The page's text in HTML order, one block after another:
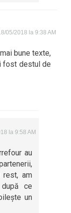
05/2018 la 9:38 AM
bune texte,
fost destul de
la 9:58 AM
au
rest, am
ce
un